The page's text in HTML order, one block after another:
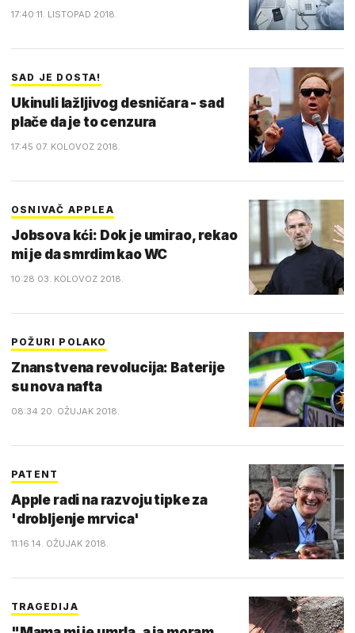
17:40 11. LISTOPAD 2018.
SAD JE DOSTA!
Ukinuli lažljivog desničara - sad
plače da je to cenzura
17:45 07. KOLOVOZ 2018.
OSNIVAČ APPLEA
Jobsova kći: Dok je umirao, rekao
mi je da smrdim kao WC
10:28 03. KOLOVOZ 2018.
POŽURI POLAKO
Znanstvena revolucija: Baterije
su nova nafta
08:34 20. OŽUJAK 2018.
PATENT
Apple radi na razvoju tipke za
'drobljenje mrvica'
11:16 14. OŽUJAK 2018.
TRAGEDIJA